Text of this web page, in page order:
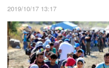
2019/10/17 13:17